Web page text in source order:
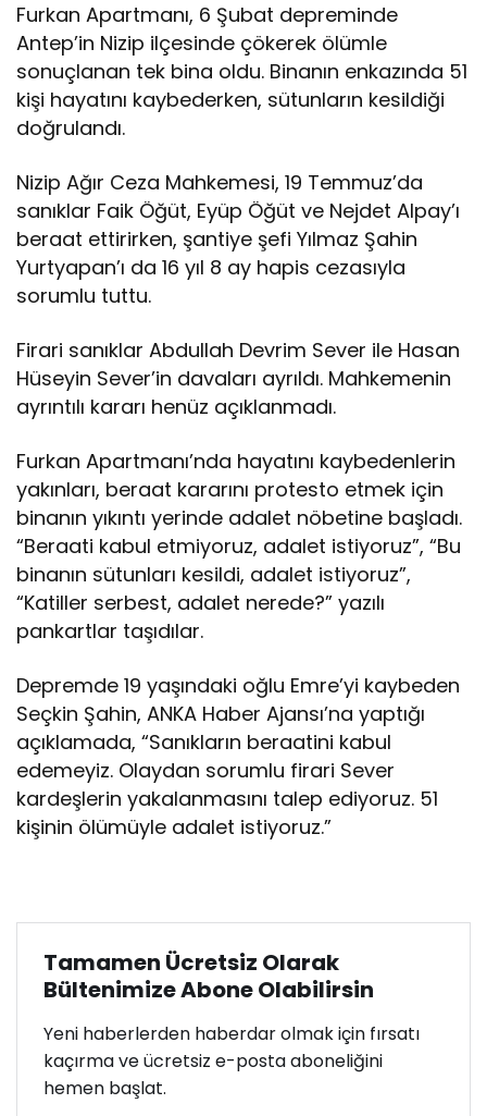
Furkan Apartmanı, 6 Şubat depreminde
Antep’in Nizip ilçesinde çökerek ölümle
sonuçlanan tek bina oldu. Binanın enkazında 51
kişi hayatını kaybederken, sütunların kesildiği
doğrulandı.
Nizip Ağır Ceza Mahkemesi, 19 Temmuz’da
sanıklar Faik Öğüt, Eyüp Öğüt ve Nejdet Alpay’ı
beraat ettirirken, şantiye şefi Yılmaz Şahin
Yurtyapan’ı da 16 yıl 8 ay hapis cezasıyla
sorumlu tuttu.
Firari sanıklar Abdullah Devrim Sever ile Hasan
Hüseyin Sever’in davaları ayrıldı. Mahkemenin
ayrıntılı kararı henüz açıklanmadı.
Furkan Apartmanı’nda hayatını kaybedenlerin
yakınları, beraat kararını protesto etmek için
binanın yıkıntı yerinde adalet nöbetine başladı.
“Beraati kabul etmiyoruz, adalet istiyoruz”, “Bu
binanın sütunları kesildi, adalet istiyoruz”,
“Katiller serbest, adalet nerede?” yazılı
pankartlar taşıdılar.
Depremde 19 yaşındaki oğlu Emre’yi kaybeden
Seçkin Şahin, ANKA Haber Ajansı’na yaptığı
açıklamada, “Sanıkların beraatini kabul
edemeyiz. Olaydan sorumlu firari Sever
kardeşlerin yakalanmasını talep ediyoruz. 51
kişinin ölümüyle adalet istiyoruz.”
Tamamen Ücretsiz Olarak
Bültenimize Abone Olabilirsin
Yeni haberlerden haberdar olmak için fırsatı
kaçırma ve ücretsiz e-posta aboneliğini
hemen başlat.